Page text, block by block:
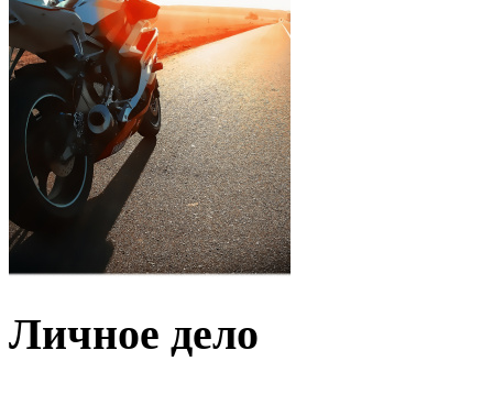
Личное дело